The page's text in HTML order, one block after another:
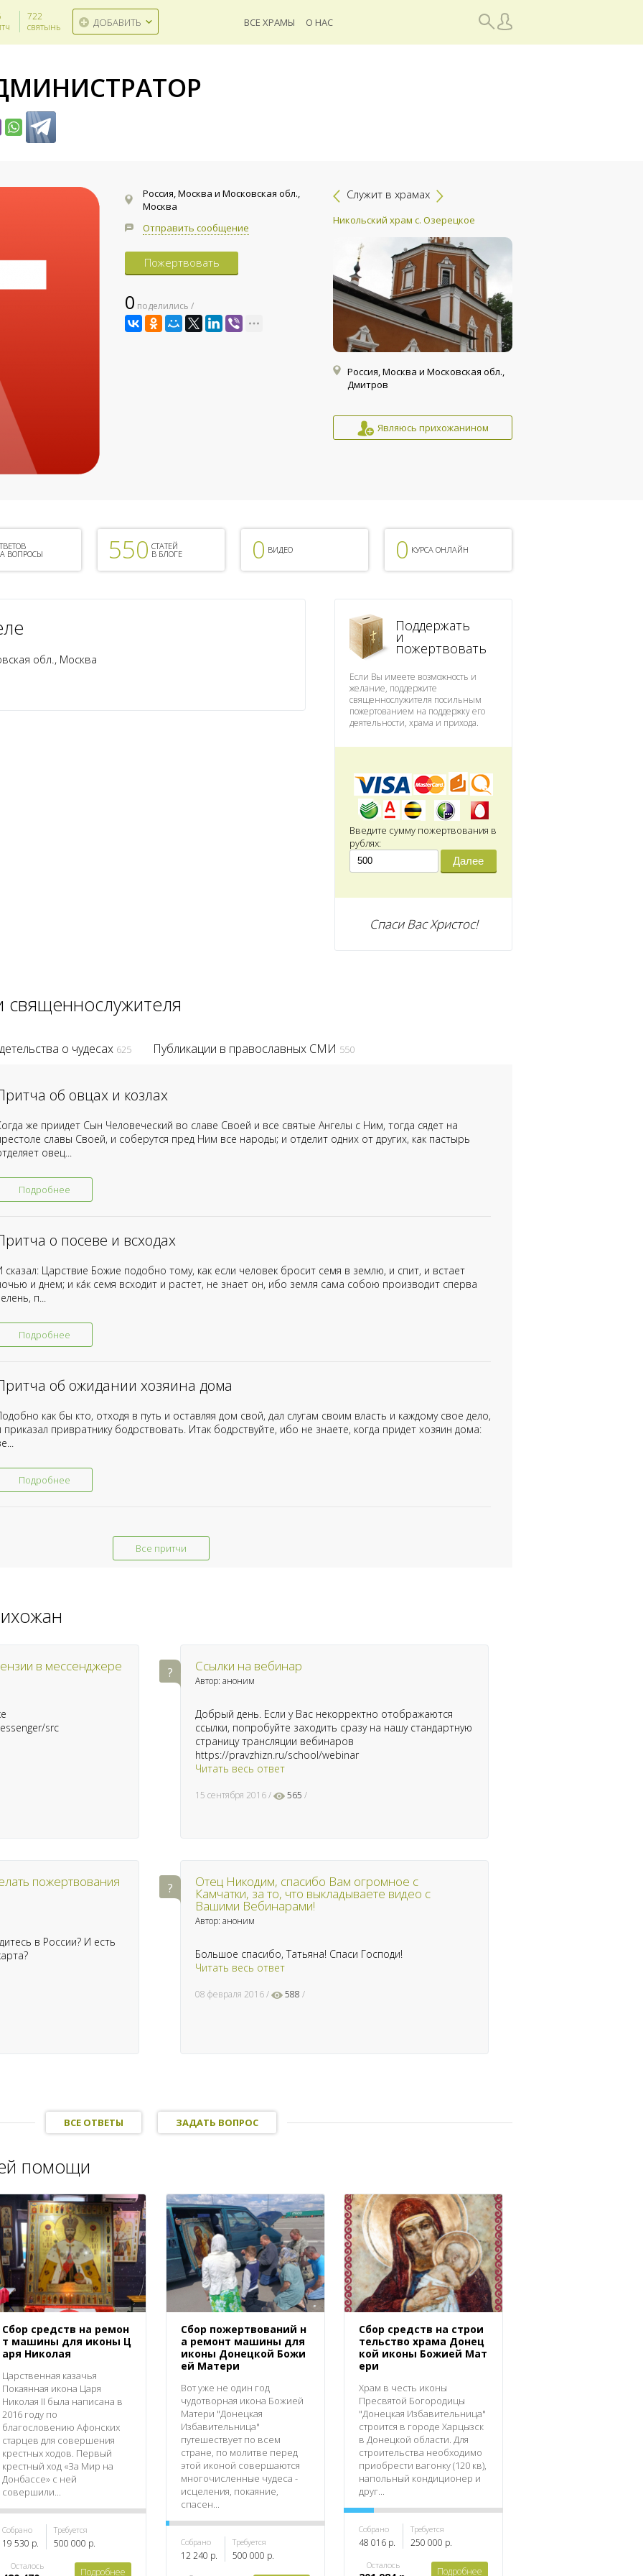
722
святынь
ДОБАВИТЬ ВСЕ ХРАМЫ О НАС
Россия, Москва и Московская обл.,
Москва
Отправить сообщение
Пожертвовать
0 поделились /
Служит в храмах
Никольский храм с. Озерецкое
Россия, Москва и Московская обл.,
Дмитров
Являюсь прихожанином
ВОПРОСЫ 550 СТАТЕЙ
В БЛОГЕ 0 ВИДЕО 0 КУРСА ОНЛАЙН
обл., Москва
Поддержать
и
пожертвовать
Если Вы имеете возможность и
желание, поддержите
священнослужителя посильным
пожертованием на поддержку его
деятельности, храма и прихода.
Введите сумму пожертвования в
рублях:
Далее
Спаси Вас Христос!
священнослужителя
о чудесах 625 Публикации в православных СМИ 550
об овцах и козлах
же приидет Сын Человеческий во славе Своей и все святые Ангелы с Ним, тогда сядет на
славы Своей, и соберутся пред Ним все народы; и отделит одних от других, как пастырь
овец...
Подробнее
о посеве и всходах
сказал: Царствие Божие подобно тому, как если человек бросит семя в землю, и спит, и встает
и днем; и ка́к семя всходит и растет, не знает он, ибо земля сама собою производит сперва
п...
Подробнее
об ожидании хозяина дома
как бы кто, отходя в путь и оставляя дом свой, дал слугам своим власть и каждому свое дело,
приказал привратнику бодрствовать. Итак бодрствуйте, ибо не знаете, когда придет хозяин дома:
Подробнее
Все притчи
в мессенджере
src
Ссылки на вебинар
Автор: аноним
Добрый день. Если у Вас некорректно отображаются
ссылки, попробуйте заходить сразу на нашу стандартную
страницу трансляции вебинаров
https://pravzhizn.ru/school/webinar
Читать весь ответ
15 сентября 2016 565
пожертвования
в России? И есть
Отец Никодим, спасибо Вам огромное с
Камчатки, за то, что выкладываете видео с
Вашими Вебинарами!
Автор: аноним
Большое спасибо, Татьяна! Спаси Господи!
Читать весь ответ
08 февраля 2016 588
ВСЕ ОТВЕТЫ ЗАДАТЬ ВОПРОС
помощи
Сбор средств на ремон
т машины для иконы Ц
аря Николая
Царственная казачья
Покаянная икона Царя
Николая II была написана в
2016 году по
благословению Афонских
старцев для совершения
крестных ходов. Первый
крестный ход «За Мир на
Донбассе» с ней
совершили...
Собрано
19 530 р.
Требуется
500 000 р.
Осталось
Подробнее
Сбор пожертвований н
а ремонт машины для
иконы Донецкой Божи
ей Матери
Вот уже не один год
чудотворная икона Божией
Матери "Донецкая
Избавительница"
путешествует по всем
стране, по молитве перед
этой иконой совершаются
многочисленные чудеса -
исцеления, покаяние,
спасен...
Собрано
12 240 р.
Требуется
500 000 р.
Сбор средств на строи
тельство храма Донец
кой иконы Божией Мат
ери
Храм в честь иконы
Пресвятой Богородицы
"Донецкая Избавительница"
строится в городе Харцызск
в Донецкой области. Для
строительства необходимо
приобрести вагонку (120 кв),
напольный кондиционер и
друг...
Собрано
48 016 р.
Требуется
250 000 р.
Осталось
Подробнее